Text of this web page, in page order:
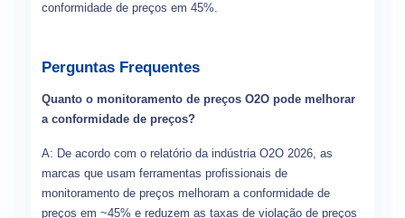
conformidade de preços em 45%.
Perguntas Frequentes
Quanto o monitoramento de preços O2O pode melhorar
a conformidade de preços?
A: De acordo com o relatório da indústria O2O 2026, as
marcas que usam ferramentas profissionais de
monitoramento de preços melhoram a conformidade de
preços em ~45% e reduzem as taxas de violação de preços